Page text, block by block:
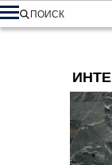
ПОИСК